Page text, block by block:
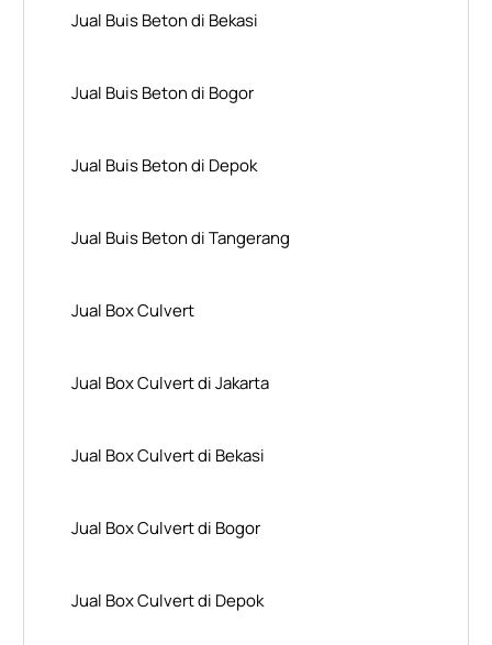
Jual Buis Beton di Bekasi
Jual Buis Beton di Bogor
Jual Buis Beton di Depok
Jual Buis Beton di Tangerang
Jual Box Culvert
Jual Box Culvert di Jakarta
Jual Box Culvert di Bekasi
Jual Box Culvert di Bogor
Jual Box Culvert di Depok